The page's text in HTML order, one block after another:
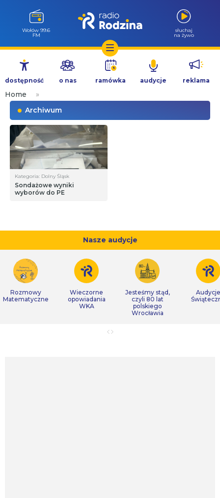
Przejdź
treści
Wołów 99.6
FM
słuchaj
na żywo
dostępność o nas ramówka audycje reklama
Home
»
Archiwum
Kategoria: Dolny Śląsk
Sondażowe wyniki
wyborów do PE
Nasze audycje
Rozmowy
Matematyczne
Wieczorne
opowiadania
WKA
Jesteśmy stąd,
czyli 80 lat
polskiego
Wrocławia
Audycje